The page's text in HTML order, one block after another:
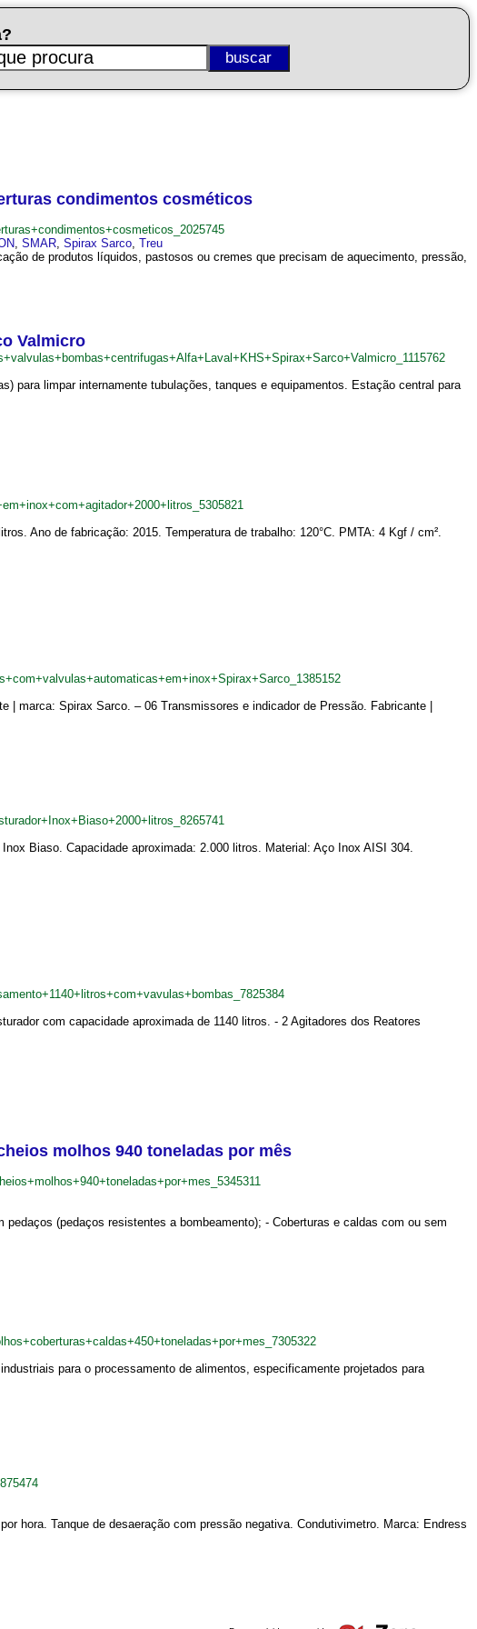
condimentos cosméticos
, SMAR, Spirax Sarco, Treu
de produtos líquidos, pastosos ou cremes que precisam de aquecimento, pressão,
Valmicro
para limpar internamente tubulações, tanques e equipamentos. Estação central para
Ano de fabricação: 2015. Temperatura de trabalho: 120°C. PMTA: 4 Kgf / cm².
marca: Spirax Sarco. – 06 Transmissores e indicador de Pressão. Fabricante |
Biaso. Capacidade aproximada: 2.000 litros. Material: Aço Inox AISI 304.
com capacidade aproximada de 1140 litros. - 2 Agitadores dos Reatores
molhos 940 toneladas por mês
(pedaços resistentes a bombeamento); - Coberturas e caldas com ou sem
para o processamento de alimentos, especificamente projetados para
hora. Tanque de desaeração com pressão negativa. Condutivimetro. Marca: Endress